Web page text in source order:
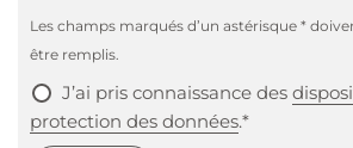
Les champs marqués d’un astérisque *
être remplis.
J’ai pris connaissance des
protection des données.*